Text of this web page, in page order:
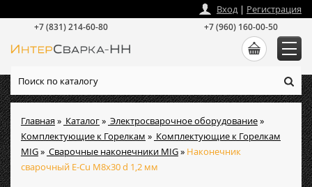
Главная» Каталог» Электросварочное оборудование»
Комплектующие к Горелкам » Комплектующие к Горелкам
MIG» Сварочные наконечники MIG» Наконечник
сварочный E-Cu М8х30 d 1,2 мм
Вход| Регистрация
+7 (831) 214-60-80 +7 (960) 160-00-50